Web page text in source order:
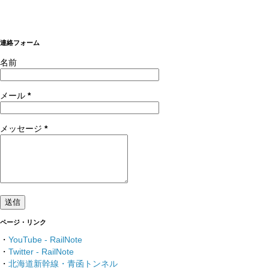
連絡フォーム
名前
メール *
メッセージ *
ページ・リンク
・ YouTube - RailNote
・ Twitter - RailNote
・ 北海道新幹線・青函トンネル